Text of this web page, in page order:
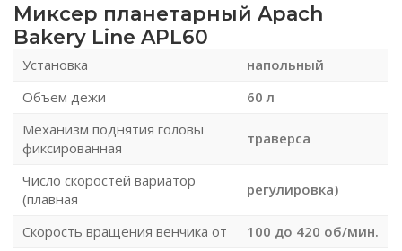
Миксер планетарный Apach
Bakery Line APL60
Установка
напольный
Объем дежи
60 л
Механизм поднятия головы
фиксированная
траверса
Число скоростей вариатор
(плавная
регулировка)
Скорость вращения венчика от
100 до 420 об/мин.